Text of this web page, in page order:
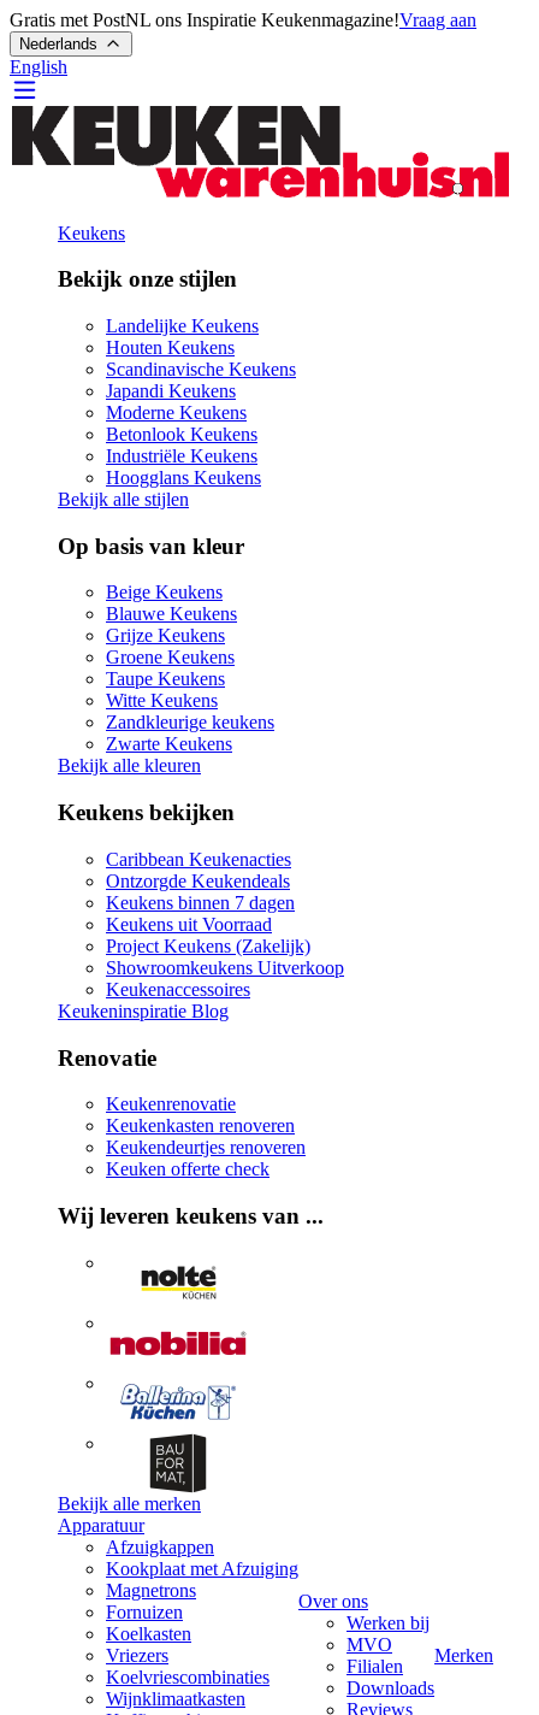
Gratis met PostNL ons Inspiratie Keukenmagazine!Vraag aan
Nederlands
English
Keukens
Bekijk onze stijlen
Landelijke Keukens
Houten Keukens
Scandinavische Keukens
Japandi Keukens
Moderne Keukens
Betonlook Keukens
Industriële Keukens
Hoogglans Keukens
Bekijk alle stijlen
Op basis van kleur
Beige Keukens
Blauwe Keukens
Grijze Keukens
Groene Keukens
Taupe Keukens
Witte Keukens
Zandkleurige keukens
Zwarte Keukens
Bekijk alle kleuren
Keukens bekijken
Caribbean Keukenacties
Ontzorgde Keukendeals
Keukens binnen 7 dagen
Keukens uit Voorraad
Project Keukens (Zakelijk)
Showroomkeukens Uitverkoop
Keukenaccessoires
Keukeninspiratie Blog
Renovatie
Keukenrenovatie
Keukenkasten renoveren
Keukendeurtjes renoveren
Keuken offerte check
Wij leveren keukens van ...
Bekijk alle merken
Apparatuur
Afzuigkappen
Kookplaat met Afzuiging
Magnetrons
Fornuizen
Koelkasten
Vriezers
Koelvriescombinaties
Wijnklimaatkasten
Over ons
Werken bij
MVO
Filialen
Downloads
Reviews
Merken